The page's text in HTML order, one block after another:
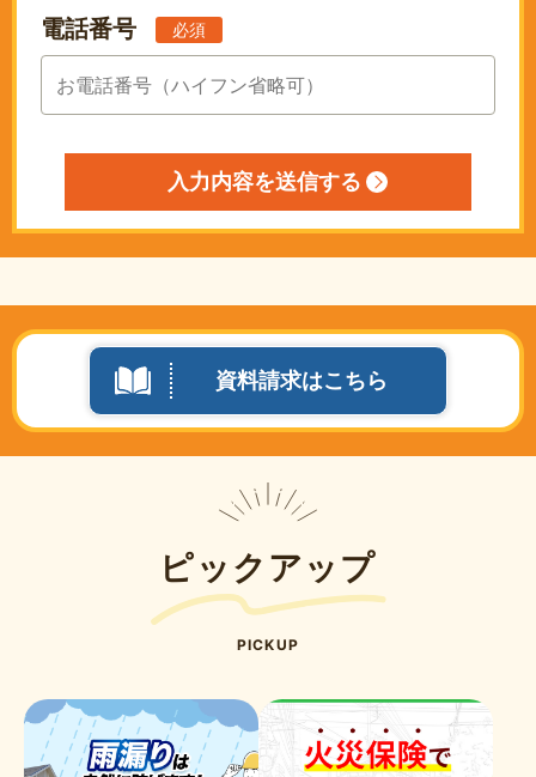
電話番号 必須
資料請求はこちら
ピックアップ
PICKUP